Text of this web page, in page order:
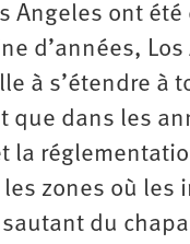
Angeles ont
d’années,
à s’étendre à
dans les
zones où
du